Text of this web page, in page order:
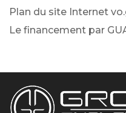
Plan du site Internet
Le financement par